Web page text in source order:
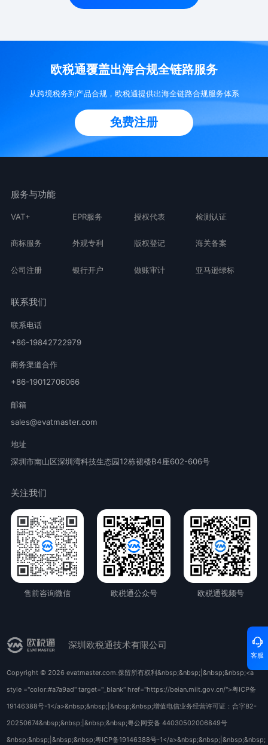
欧税通覆盖出海合规全链路服务
从跨境税务到产品合规，欧税通提供出海全链路合规服务体系
免费注册
服务与功能
VAT+ EPR服务 授权代表 检测认证
商标服务 外观专利 版权登记 海关备案
公司注册 银行开户 做账审计 亚马逊绿标
联系我们
联系电话
+86-19842722979
商务渠道合作
+86-19012706066
邮箱
sales@evatmaster.com
地址
深圳市南山区深圳湾科技生态园12栋裙楼B4座602-606号
关注我们
售前咨询微信 欧税通公众号 欧税通视频号
深圳欧税通技术有限公司
Copyright © 2026 evatmaster.com.保留所有权利&nbsp;&nbsp;|&nbsp;&nbsp;<a
style ="color:#a7a9ad" target="_blank" href="https://beian.miit.gov.cn/">粤ICP备
19146388号-1</a>&nbsp;&nbsp;|&nbsp;&nbsp;增值电信业务经营许可证：合字B2-
20250674&nbsp;&nbsp;|&nbsp;&nbsp;粤公网安备 44030502006849号
&nbsp;&nbsp;|&nbsp;&nbsp;粤ICP备19146388号-1</a>&nbsp;&nbsp;|&nbsp;&nbsp;
客服